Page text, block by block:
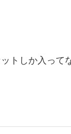
トしか入って